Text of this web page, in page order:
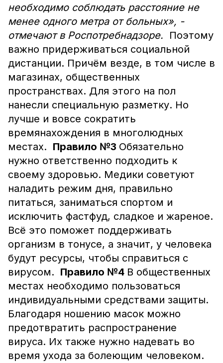
необходимо соблюдать расстояние не
менее одного метра от больных», -
отмечают в Роспотребнадзоре. Поэтому
важно придерживаться социальной
дистанции. Причём везде, в том числе в
магазинах, общественных
пространствах. Для этого на пол
нанесли специальную разметку. Но
лучше и вовсе сократить
времянахождения в многолюдных
местах. Правило №3 Обязательно
нужно ответственно подходить к
своему здоровью. Медики советуют
наладить режим дня, правильно
питаться, заниматься спортом и
исключить фастфуд, сладкое и жареное.
Всё это поможет поддерживать
организм в тонусе, а значит, у человека
будут ресурсы, чтобы справиться с
вирусом. Правило №4 В общественных
местах необходимо пользоваться
индивидуальными средствами защиты.
Благодаря ношению масок можно
предотвратить распространение
вируса. Их также нужно надевать во
время ухода за болеющим человеком.